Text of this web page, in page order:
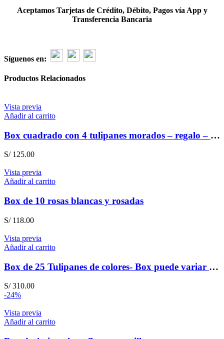
Aceptamos Tarjetas de Crédito, Débito, Pagos vía App y
Transferencia Bancaria
Síguenos en:
Productos Relacionados
Vista previa
Añadir al carrito
Box cuadrado con 4 tulipanes morados – regalo – amistad
S/125.00
Vista previa
Añadir al carrito
Box de 10 rosas blancas y rosadas
S/118.00
Vista previa
Añadir al carrito
Box de 25 Tulipanes de colores- Box puede variar según stock
S/310.00
-24%
Vista previa
Añadir al carrito